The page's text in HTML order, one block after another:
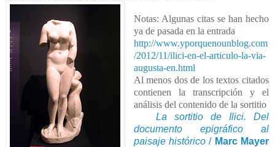
Notas: Algunas citas se han hecho
ya de pasada en la entrada
http://www.yporquenounblog.com
/2012/11/ilici-en-el-articulo-la-via-
augusta-en.html
Al menos dos de los textos citados
contienen la transcripción y el
análisis del contenido de la sortitio
La sortitio de Ilici. Del
documento epigráfico al
paisaje histórico / Marc Mayer